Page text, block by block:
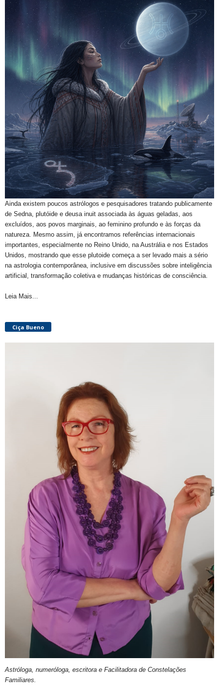
Ainda existem poucos astrólogos e pesquisadores tratando publicamente
de Sedna, plutóide e deusa inuit associada às águas geladas, aos
excluídos, aos povos marginais, ao feminino profundo e às forças da
natureza. Mesmo assim, já encontramos referências internacionais
importantes, especialmente no Reino Unido, na Austrália e nos Estados
Unidos, mostrando que esse plutoide começa a ser levado mais a sério
na astrologia contemporânea, inclusive em discussões sobre inteligência
artificial, transformação coletiva e mudanças históricas de consciência.
Leia Mais...
Ciça Bueno
Astróloga, numeróloga, escritora e Facilitadora de Constelações
Familiares.